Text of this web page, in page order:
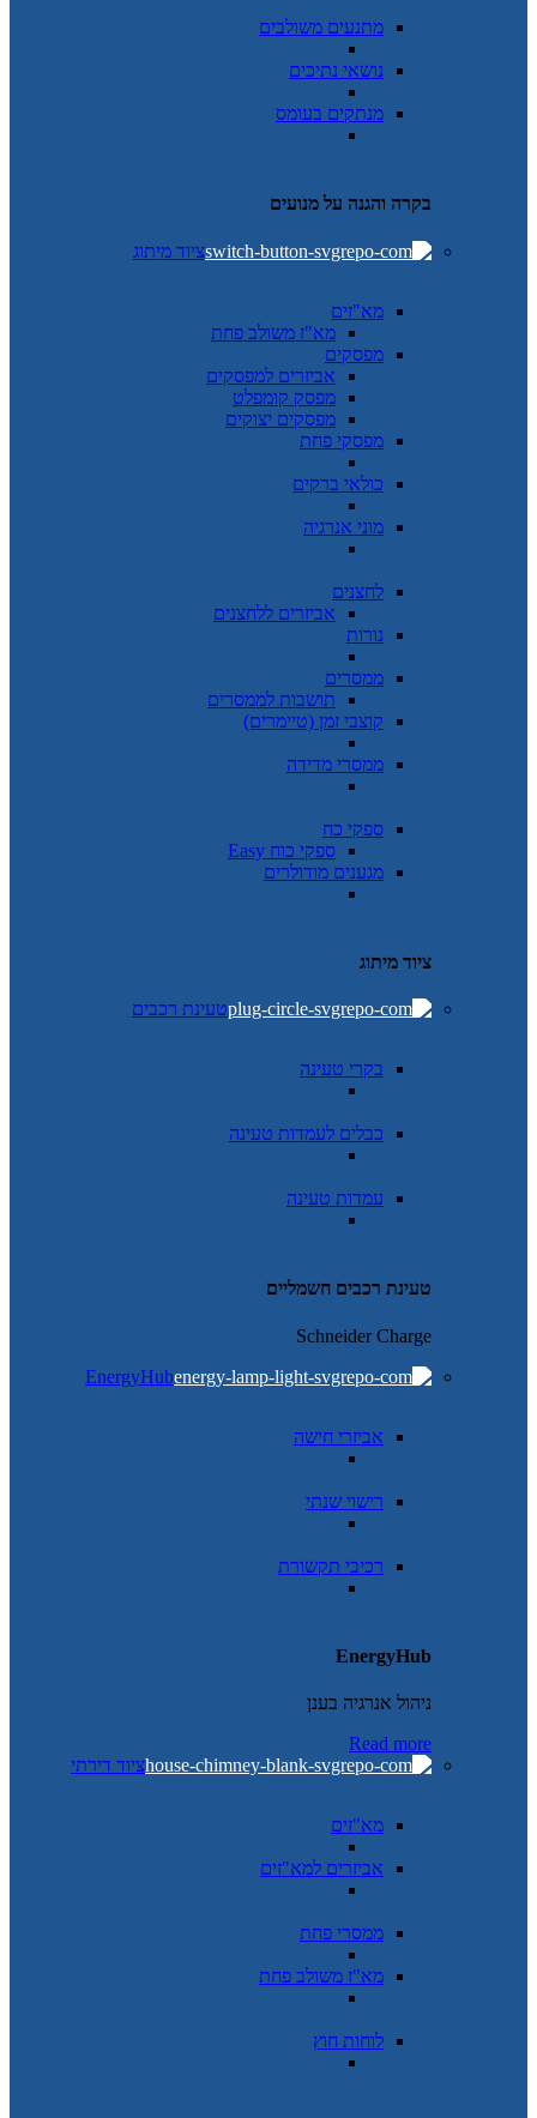
מתנעים משולבים
נושאי נתיכים
מנתקים בעומס
בקרה והגנה על מנועים
ציוד מיתוג
מא"זים
מא"ז משולב פחת
מפסקים
אביזרים למפסקים
מפסק קומפלט
מפסקים יצוקים
מפסקי פחת
כולאי ברקים
מוני אנרגיה
לחצנים
אביזרים ללחצנים
נורות
ממסרים
תושבות לממסרים
קוצבי זמן (טיימרים)
ממסרי מדידה
ספקי כח
ספקי כוח Easy
מגענים מודולרים
ציוד מיתוג
טעינת רכבים
בקרי טעינה
כבלים לעמדות טעינה
עמדות טעינה
טעינת רכבים חשמליים
Schneider Charge
EnergyHub
אביזרי חישה
רישוי שנתי
רכיבי תקשורת
EnergyHub
ניהול אנרגיה בענן
Read more
ציוד דירתי
מא"זים
אביזרים למא"זים
ממסרי פחת
מא"ז משולב פחת
לוחות חוץ